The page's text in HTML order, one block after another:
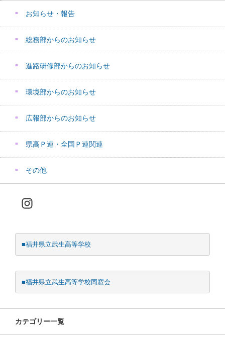
お知らせ・報告
総務部からのお知らせ
進路研修部からのお知らせ
環境部からのお知らせ
広報部からのお知らせ
県高Ｐ連・全国Ｐ連関連
その他
Instagram
■福井県立武生高等学校
■福井県立武生高等学校同窓会
カテゴリー一覧